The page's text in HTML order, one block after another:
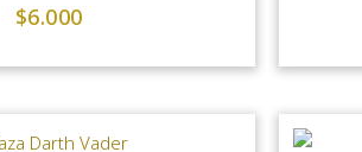
$6.000